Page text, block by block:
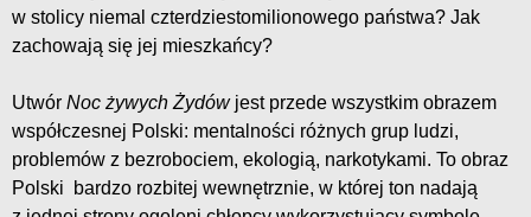
w stolicy niemal czterdziestomilionowego państwa? Jak
zachowają się jej mieszkańcy?
Utwór Noc żywych Żydówjest przede wszystkim obrazem
współczesnej Polski: mentalności różnych grup ludzi,
problemów z bezrobociem, ekologią, narkotykami. To obraz
Polski bardzo rozbitej wewnętrznie, w której ton nadają